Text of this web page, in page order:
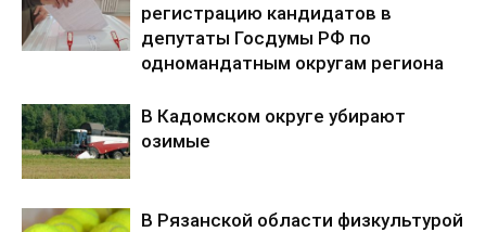
регистрацию кандидатов в
депутаты Госдумы РФ по
одномандатным округам региона
В Кадомском округе убирают
озимые
В Рязанской области физкультурой